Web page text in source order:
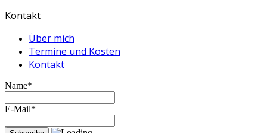
Kontakt
Über mich
Termine und Kosten
Kontakt
Name*
E-Mail*